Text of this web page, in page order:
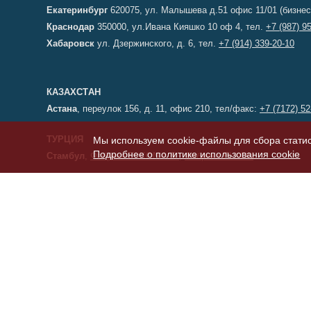
Екатеринбург 620075, ул. Малышева д.51 офис 11/01
Краснодар 350000, ул.Ивана Кияшко 10 оф 4, тел. +7 (987)
Хабаровск ул. Дзержинского, д. 6, тел. +7 (914) 339-20-10
КАЗАХСТАН
Астана, переулок 156, д. 11, офис 210, тел/факс: +7 (7172)
ТУРЦИЯ
Стамбул, Фабрика ELKON A.S.,Фабрика ELKON
Мы используем cookie-файлы для сбора
Подробнее о политике использования cookie